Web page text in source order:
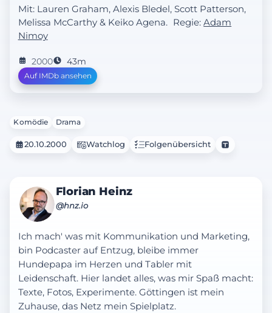
Mit: Lauren Graham, Alexis Bledel, Scott Patterson,
Melissa McCarthy & Keiko Agena. Regie:Adam
Nimoy
2000 43m
Auf IMDb ansehen
Komödie Drama
20.10.2000 Watchlog Folgenübersicht
Florian Heinz
@hnz.io
Ich mach' was mit Kommunikation und Marketing,
bin Podcaster auf Entzug, bleibe immer
Hundepapa im Herzen und Tabler mit
Leidenschaft. Hier landet alles, was mir Spaß macht:
Texte, Fotos, Experimente. Göttingen ist mein
Zuhause, das Netz mein Spielplatz.